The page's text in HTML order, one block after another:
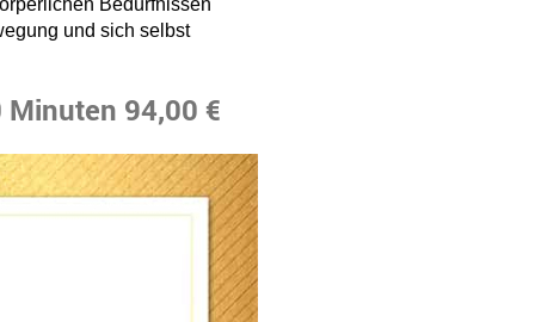
Bedürfnissen
und sich selbst
94,00 €